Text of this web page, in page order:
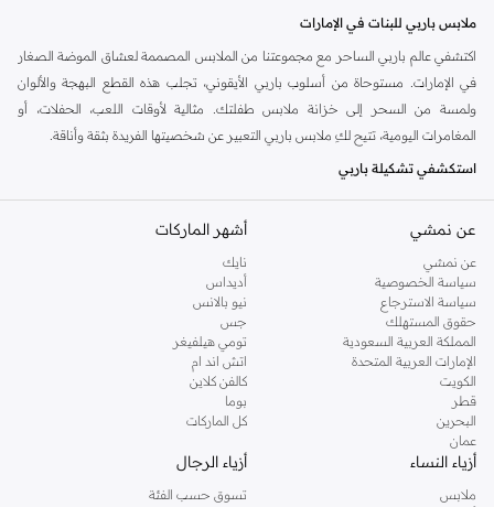
ملابس باربي للبنات في الإمارات
اكتشفي عالم باربي الساحر مع مجموعتنا من الملابس المصممة لعشاق الموضة الصغار
في الإمارات. مستوحاة من أسلوب باربي الأيقوني، تجلب هذه القطع البهجة والألوان
ولمسة من السحر إلى خزانة ملابس طفلتك. مثالية لأوقات اللعب، الحفلات، أو
المغامرات اليومية، تتيح لكِ ملابس باربي التعبير عن شخصيتها الفريدة بثقة وأناقة.
استكشفي تشكيلة باربي
يضم اختيارنا المنسق مجموعة متنوعة من الملابس التي تجسد جوهر باربي. من
الفساتين الزاهية والبلوزات المرحة إلى البنطلونات المريحة والإكسسوارات الأنيقة، كل
قطعة مصممة بعناية فائقة وجودة عالية. ابحثي عن الأزياء التي تحتفي بالخيال وتمكن
طفلتك من تحقيق أحلامها الكبيرة.
فساتين:فساتين لامعة وملونة وممتعة مثالية للمناسبات الخاصة أو ارتداء الملابس
التنكرية.
بلوزات:
تي شيرتات برسومات، بلوزات، وسترات تحمل نقوش باربي وتصاميم
مشرقة.
بنطلونات:
إكسسوارات:
أكملي المظهر مع حقائب وقبعات وإكسسوارات شعر تحمل طابع
باربي.
عن نمشي
عن نمشي
سياسة الخصوصية
سياسة الاسترجاع
حقوق المستهلك
المملكة العربية السعودية
الإمارات العربية المتحدة
الكويت
قطر
البحرين
عمان
أشهر الماركات
نايك
أديداس
نيو بالانس
جس
تومي هيلفيغر
اتش اند ام
كالفن كلاين
بوما
كل الماركات
أزياء النساء
ملابس
أزياء الرجال
تسوق حسب الفئة